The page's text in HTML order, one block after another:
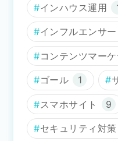
インハウス運用
インフルエンサー
コンテンツマー
ゴール 1
スマホサイト 9
セキュリティ対策